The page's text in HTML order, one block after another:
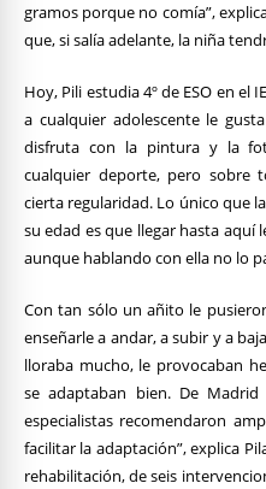
gramos porque no comía”,
que, si salía adelante, la niña
Hoy, Pili estudia 4º de ESO en el
a cualquier adolescente le
disfruta con la pintura y la
cualquier deporte, pero sobre
cierta regularidad. Lo único que
su edad es que llegar hasta aquí
aunque hablando con ella no lo
Con tan sólo un añito le
enseñarle a andar, a subir y a
lloraba mucho, le provocaban
se adaptaban bien. De
especialistas recomendaron
facilitar la adaptación”, explica
rehabilitación, de seis